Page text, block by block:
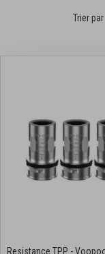
Trier par
Resistance TPP -